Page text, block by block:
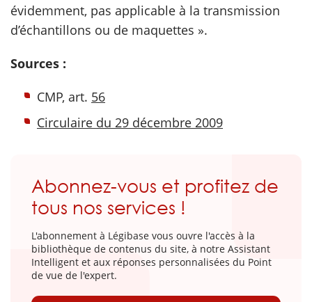
évidemment, pas applicable à la transmission
d’échantillons ou de maquettes ».
Sources :
CMP, art. 56
Circulaire du 29 décembre 2009
Abonnez-vous et profitez de
tous nos services !
L'abonnement à Légibase vous ouvre l'accès à la
bibliothèque de contenus du site, à notre Assistant
Intelligent et aux réponses personnalisées du Point
de vue de l'expert.